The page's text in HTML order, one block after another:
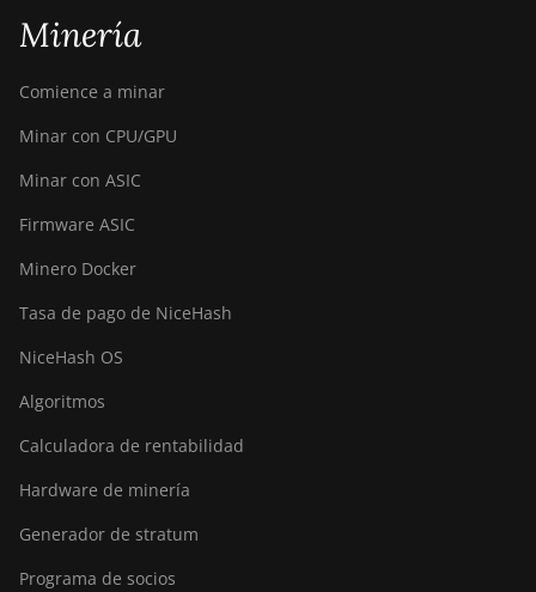
Minería
Comience a minar
Minar con CPU/GPU
Minar con ASIC
Firmware ASIC
Minero Docker
Tasa de pago de NiceHash
NiceHash OS
Algoritmos
Calculadora de rentabilidad
Hardware de minería
Generador de stratum
Programa de socios